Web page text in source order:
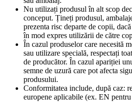
Nu utilizați produsul în alt scop
conceput. Țineți produsul,
prezenta risc departe de copii,
în mod expres utilizării de către
În cazul produselor care necesită
sau utilizare specială, respectați
de producător. În cazul apariției
semne de uzură care pot afecta
produsului.
Conformitatea include, după caz:
europene aplicabile (ex. EN